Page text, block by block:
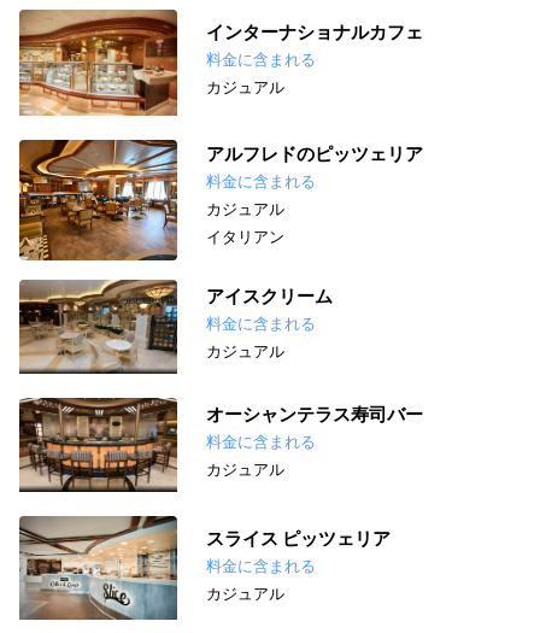
インターナショナルカフェ
料金に含まれる
カジュアル
アルフレドのピッツェリア
料金に含まれる
カジュアル
イタリアン
アイスクリーム
料金に含まれる
カジュアル
オーシャンテラス寿司バー
料金に含まれる
カジュアル
スライス ピッツェリア
料金に含まれる
カジュアル